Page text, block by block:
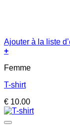
Ajouter à la liste
+
Femme
T-shirt
€ 10.00